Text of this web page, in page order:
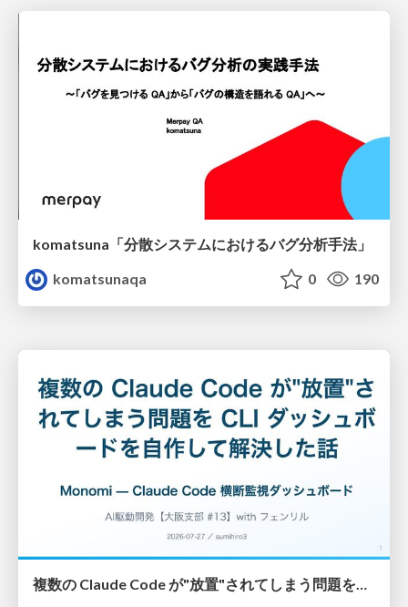
komatsuna「分散システムにおけるバグ分析手法」
komatsunaqa
0 190